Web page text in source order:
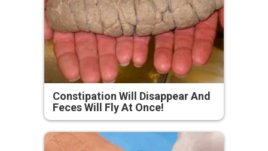
Constipation Will Disappear And
Feces Will Fly At Once!